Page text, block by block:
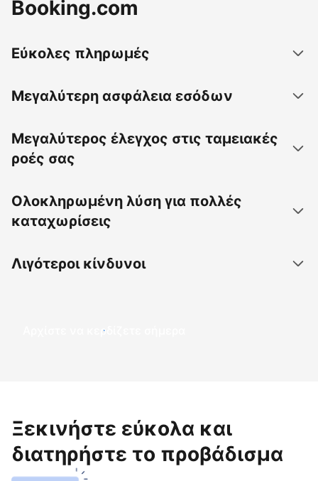
Booking.com
Εύκολες πληρωμές
Μεγαλύτερη ασφάλεια εσόδων
Μεγαλύτερος έλεγχος στις ταμειακές
ροές σας
Ολοκληρωμένη λύση για πολλές
καταχωρίσεις
Λιγότεροι κίνδυνοι
Αρχίστε να κερδίζετε σήμερα
Ξεκινήστε εύκολα και
διατηρήστε το προβάδισμα